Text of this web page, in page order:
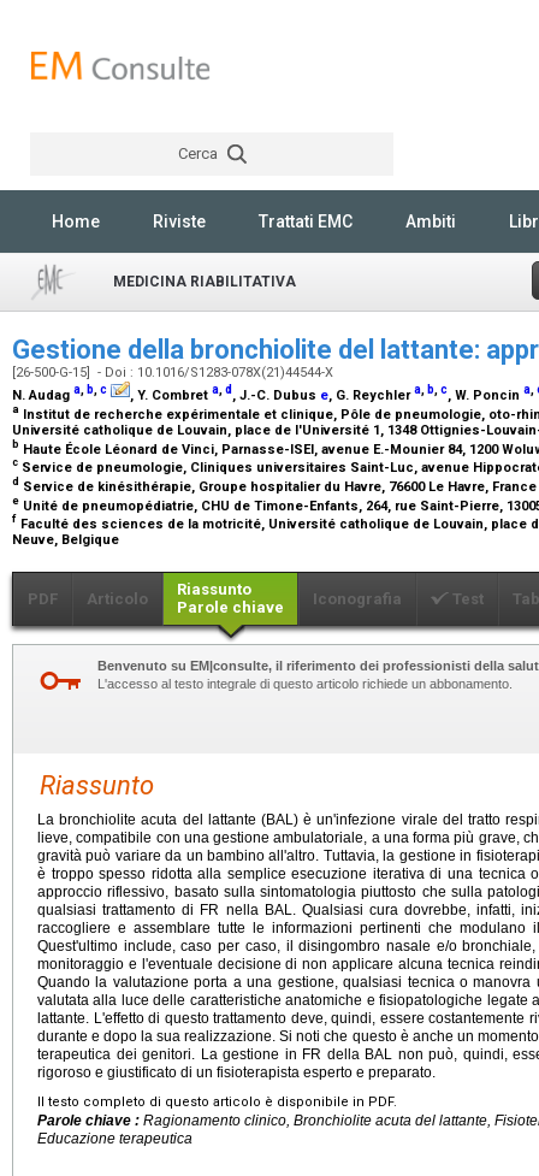
Cerca
Home Riviste Trattati EMC Ambiti
MEDICINA RIABILITATIVA
Gestione della bronchiolite del lattante:
[26-500-G-15] - Doi : 10.1016/S1283-078X(21)44544-X
N. Audag a, b,c , Y. Combret a,d , J.-C. Dubus e, G. Reychlera, b,c, W. Poncin a,
a Institut de recherche expérimentale et clinique, Pôle de pneumologie, oto-
Université catholique de Louvain, place de l'Université 1, 1348 Ottignies-
b Haute École Léonard de Vinci, Parnasse-ISEI, avenue E.-Mounier 84, 1200
c Service de pneumologie, Cliniques universitaires Saint-Luc, avenue
d Service de kinésithérapie, Groupe hospitalier du Havre, 76600 Le Havre, France
e Unité de pneumopédiatrie, CHU de Timone-Enfants, 264, rue Saint-Pierre,
f Faculté des sciences de la motricité, Université catholique de Louvain, place
Neuve, Belgique
PDF Articolo
Riassunto
Parole chiave
Iconografia Test
Benvenuto su EM|consulte, il riferimento dei professionisti della
L'accesso al testo integrale di questo articolo richiede un abbonamento.
Riassunto
La bronchiolite acuta del lattante (BAL) è un'infezione virale del tratto
lieve, compatibile con una gestione ambulatoriale, a una forma più grave,
gravità può variare da un bambino all'altro. Tuttavia, la gestione in
è troppo spesso ridotta alla semplice esecuzione iterativa di una tecnica
approccio riflessivo, basato sulla sintomatologia piuttosto che sulla
qualsiasi trattamento di FR nella BAL. Qualsiasi cura dovrebbe, infatti,
raccogliere e assemblare tutte le informazioni pertinenti che modulano
Quest'ultimo include, caso per caso, il disingombro nasale e/o
monitoraggio e l'eventuale decisione di non applicare alcuna tecnica
Quando la valutazione porta a una gestione, qualsiasi tecnica o manovra
valutata alla luce delle caratteristiche anatomiche e fisiopatologiche legate
lattante. L'effetto di questo trattamento deve, quindi, essere costantemente
durante e dopo la sua realizzazione. Si noti che questo è anche un
terapeutica dei genitori. La gestione in FR della BAL non può, quindi,
rigoroso e giustificato di un fisioterapista esperto e preparato.
Il testo completo di questo articolo è disponibile in PDF.
Parole chiave : Ragionamento clinico, Bronchiolite acuta del lattante,
Educazione terapeutica